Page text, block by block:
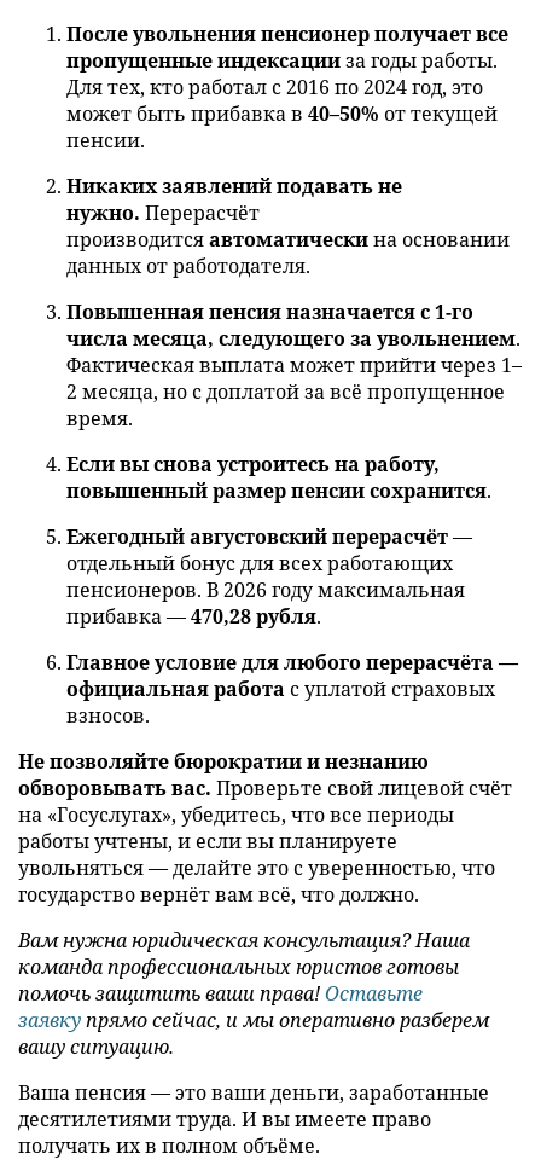
После увольнения пенсионер получает все
пропущенные индексацииза годы работы.
Для тех, кто работал с 2016 по 2024 год, это
может быть прибавка в 40–50% от текущей
пенсии.
Никаких заявлений подавать не
нужно. Перерасчёт
производитсяавтоматическина основании
данных от работодателя.
Повышенная пенсия назначается с 1-го
числа месяца, следующего за увольнением.
Фактическая выплата может прийти через 1–
2 месяца, но с доплатой за всё пропущенное
время.
Если вы снова устроитесь на работу,
повышенный размер пенсии сохранится.
Ежегодный августовский перерасчёт—
отдельный бонус для всех работающих
пенсионеров. В 2026 году максимальная
прибавка —470,28 рубля.
Главное условие для любого перерасчёта —
официальная работа с уплатой страховых
взносов.
Не позволяйте бюрократии и незнанию
обворовывать вас. Проверьте свой лицевой счёт
на «Госуслугах», убедитесь, что все периоды
работы учтены, и если вы планируете
увольняться — делайте это с уверенностью, что
государство вернёт вам всё, что должно.
Вам нужна юридическая консультация? Наша
команда профессиональных юристов готовы
помочь защитить ваши права!Оставьте
заявкупрямо сейчас, и мы оперативно разберем
вашу ситуацию.
Ваша пенсия — это ваши деньги, заработанные
десятилетиями труда. И вы имеете право
получать их в полном объёме.